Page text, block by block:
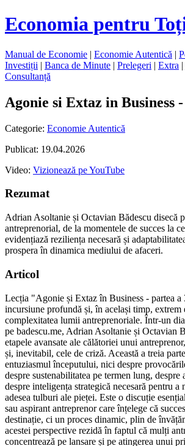
Economia pentru
Manual de Economie | Economie Autentică |
Investiții | Banca de Minute | Prelegeri | Extra |
Consultanță
Agonie si Extaz in Business
Categorie: Economie Autentică
Publicat: 19.04.2026
Video: Vizionează pe YouTube
Rezumat
Adrian Asoltanie și Octavian Bădescu disecă
antreprenorial, de la momentele de succes la
evidențiază reziliența necesară și
prospera în dinamica mediului de afaceri.
Articol
Lecția "Agonie și Extaz în Business - partea a
incursiune profundă și, în același timp, extrem
complexitatea lumii antreprenoriale. Într-un
pe badescu.me, Adrian Asoltanie și Octavian
etapele avansate ale călătoriei unui
și, inevitabil, cele de criză. Această a treia
entuziasmul începutului, nici despre
despre sustenabilitatea pe termen lung, despre
despre inteligența strategică necesară pentru a
adesea tulburi ale pieței. Este o discuție
sau aspirant antreprenor care înțelege că
destinație, ci un proces dinamic, plin de
acestei perspective rezidă în faptul că mulți
concentrează pe lansare și pe atingerea unui